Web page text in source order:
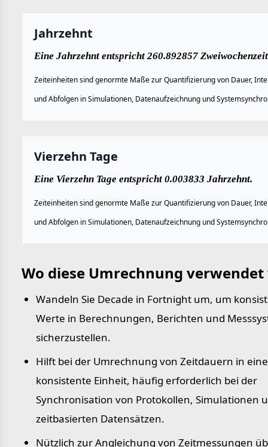
Jahrzehnt
Eine Jahrzehnt entspricht 260.892857
Zeiteinheiten sind genormte Maße zur Quantifizierung von Dauer,
und Abfolgen in Simulationen, Datenaufzeichnung und
Vierzehn Tage
Eine Vierzehn Tage entspricht 0.003833 Jahrzehnt.
Zeiteinheiten sind genormte Maße zur Quantifizierung von Dauer,
und Abfolgen in Simulationen, Datenaufzeichnung und
Wo diese Umrechnung
Wandeln Sie Decade in Fortnight um, um
Werte in Berechnungen, Berichten und
sicherzustellen.
Hilft bei der Umrechnung von Zeitdauern in eine
konsistente Einheit, häufig erforderlich bei der
Synchronisation von Protokollen, Simulationen
zeitbasierten Datensätzen.
Nützlich zur Angleichung von Zeitmessungen